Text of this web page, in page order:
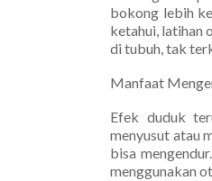
bokong lebih
ketahui, latihan
di tubuh, tak
Manfaat
Efek duduk
menyusut atau
bisa
menggunakan